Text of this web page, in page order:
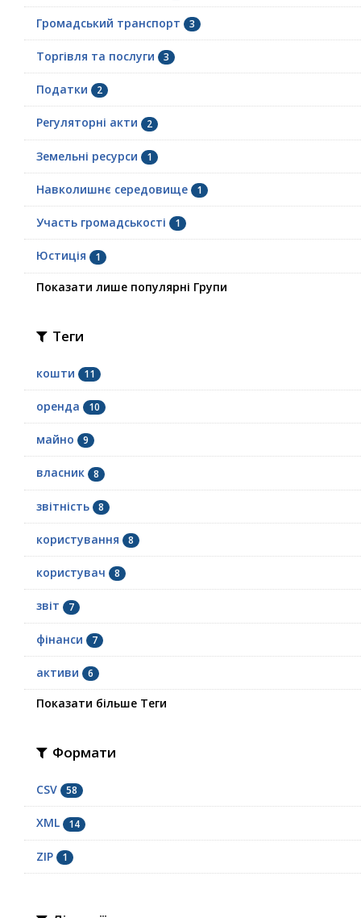
Громадський транспорт 3
Торгівля та послуги 3
Податки 2
Регуляторні акти 2
Земельні ресурси 1
Навколишнє середовище 1
Участь громадськості 1
Юстиція 1
Показати лише популярні Групи
Теги
кошти 11
оренда 10
майно 9
власник 8
звітність 8
користування 8
користувач 8
звіт 7
фінанси 7
активи 6
Показати більше Теги
Формати
CSV 58
XML 14
ZIP 1